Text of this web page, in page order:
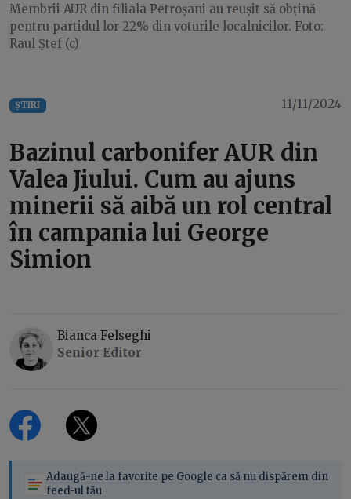
Membrii AUR din filiala Petroșani au reușit să obțină
pentru partidul lor 22% din voturile localnicilor. Foto:
Raul Ștef (c)
ȘTIRI 11/11/2024
Bazinul carbonifer AUR din
Valea Jiului. Cum au ajuns
minerii să aibă un rol central
în campania lui George
Simion
Bianca Felseghi
Senior Editor
Adaugă-ne la favorite pe Google ca să nu dispărem din
feed-ul tău